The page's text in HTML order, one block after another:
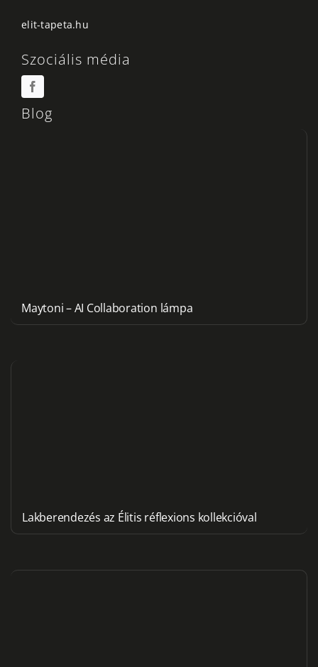
elit-tapeta.hu
Szociális média
Blog
Maytoni – AI Collaboration lámpa
Lakberendezés az Élitis réflexions kollekcióval